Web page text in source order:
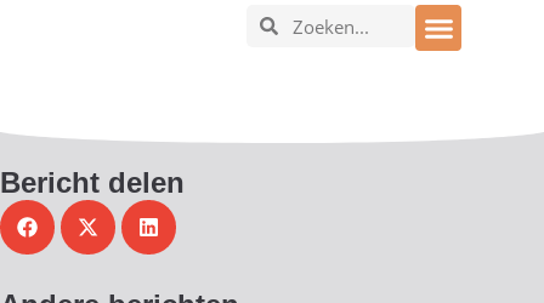
Bericht delen